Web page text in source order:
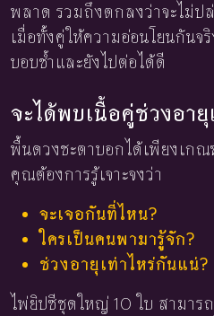
พลาด รวมถึงตกลงว่าจะไม่ป
เมื่อทั้งคู่ให้ความอ่อนโยนกันจ
บอบช้ำและยังไปต่อได้ดี
จะได้พบเนื้อคู่ช่วงอา
พื้นดวงชะตาบอกได้เพียงเก
คุณต้องการรู้เจาะจงว่า
จะเจอกันที่ไหน?
ใครเป็นคนพามารู้จัก?
ช่วงอายุเท่าไหร่กันแน่?
ไพ่ยิปซีชุดใหญ่ 10 ใบ สามาร